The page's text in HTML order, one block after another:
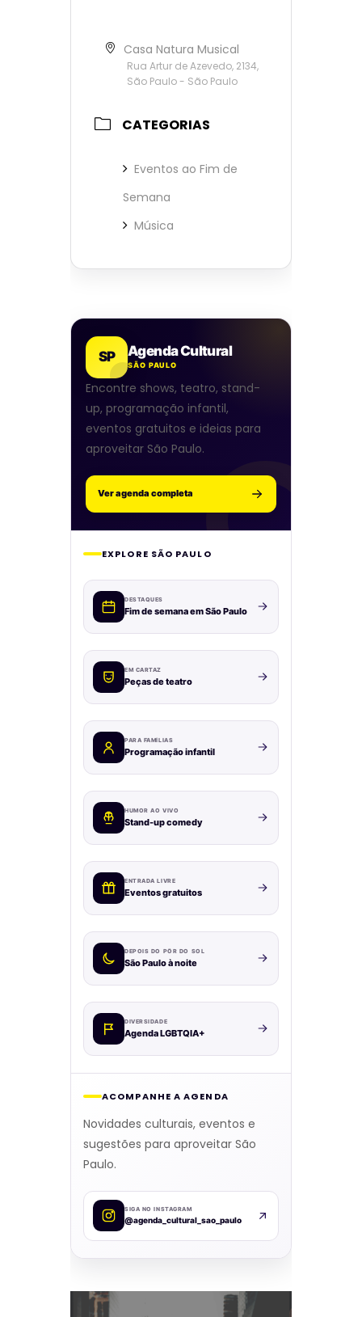
Casa Natura Musical
Rua Artur de Azevedo, 2134,
São Paulo - São Paulo
CATEGORIAS
Eventos ao Fim de
Semana
Música
SP Agenda Cultural
SÃO PAULO
Encontre shows, teatro, stand-
up, programação infantil,
eventos gratuitos e ideias para
aproveitar São Paulo.
Ver agenda completa
EXPLORE SÃO PAULO
DESTAQUES
Fim de semana em São Paulo
EM CARTAZ
Peças de teatro
PARA FAMÍLIAS
Programação infantil
HUMOR AO VIVO
Stand-up comedy
ENTRADA LIVRE
Eventos gratuitos
DEPOIS DO PÔR DO SOL
São Paulo à noite
DIVERSIDADE
Agenda LGBTQIA+
ACOMPANHE A AGENDA
Novidades culturais, eventos e
sugestões para aproveitar São
Paulo.
SIGA NO INSTAGRAM
@agenda_cultural_sao_paulo